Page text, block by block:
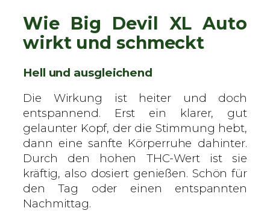
e
Wie Big Devil XL Auto
wirkt und schmeckt
Hell und ausgleichend
Die Wirkung ist heiter und doch
entspannend. Erst ein klarer, gut
gelaunter Kopf, der die Stimmung hebt,
dann eine sanfte Körperruhe dahinter.
Durch den hohen THC-Wert ist sie
kräftig, also dosiert genießen. Schön für
den Tag oder einen entspannten
Nachmittag.